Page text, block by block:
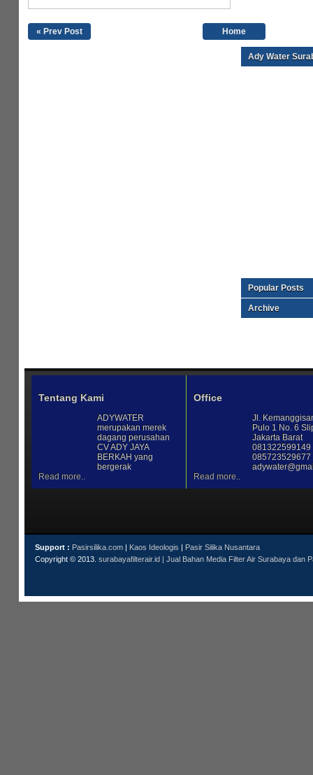
« Prev Post Home
Ady Water
Popular Posts
Archive
Tentang Kami
ADYWATER
merupakan merek
dagang perusahan
CV ADY JAYA
BERKAH yang
bergerak
Read more..
Office
Jl.
Pulo 1 No. 6
Jakarta Barat
081322599149
085723529677
Read more..
Support : Pasirsilika.com | Kaos Ideologis | Pasir Silika Nusantara
Copyright © 2013. surabayafilterair.id | Jual Bahan Media Filter Air Surabaya dan